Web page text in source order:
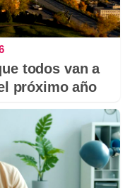
todos van a
próximo año